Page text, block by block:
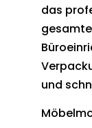
das
und